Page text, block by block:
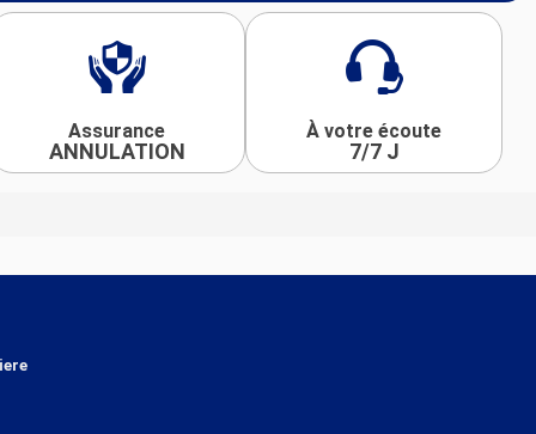
Assurance
ANNULATION
À votre écoute
7/7 J